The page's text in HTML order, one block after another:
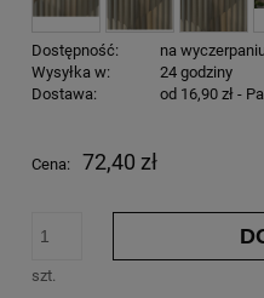
Dostępność:
na
Wysyłka w:
24 godziny
Dostawa:
od 16,90 zł -
Cena: 72,40 zł
szt.